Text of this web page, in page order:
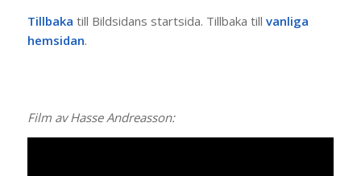
Tillbaka till Bildsidans startsida. Tillbaka till vanliga
hemsidan.
Film av Hasse Andreasson: